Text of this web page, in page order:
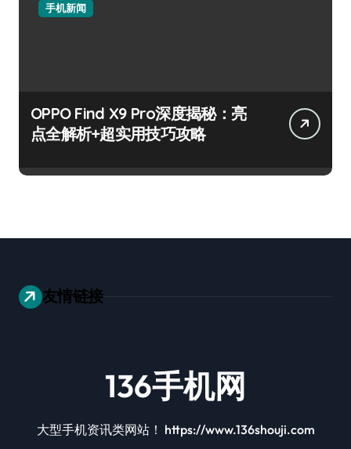
手机新闻
OPPO Find X9 Pro深度揭秘：亮
点全解析+超实用技巧攻略
友情链接
136手机网
大型手机资讯类网站！ https://www.136shouji.com